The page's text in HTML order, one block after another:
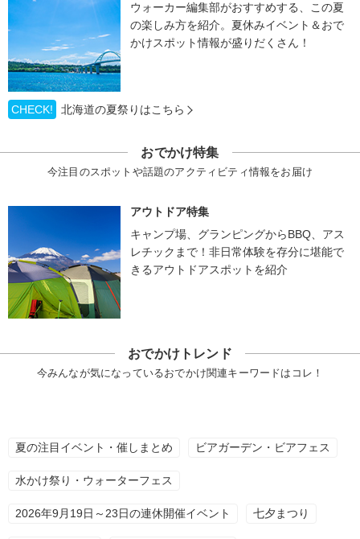
ウォーカー編集部がおすすめする、この夏
の楽しみ方を紹介。夏休みイベント＆おで
かけスポット情報が盛りだくさん！
CHECK! 北海道の夏祭りはこちら
おでかけ特集
今注目のスポットや話題のアクティビティ情報をお届け
アウトドア特集
キャンプ場、グランピングからBBQ、アス
レチックまで！非日常体験を存分に堪能で
きるアウトドアスポットを紹介
おでかけトレンド
今みんなが気になっているおでかけ関連キーワードはコレ！
夏の注目イベント・催しまとめ ビアガーデン・ビアフェス
水かけ祭り・ウォーターフェス
2026年9月19日～23日の連休開催イベント 七夕まつり